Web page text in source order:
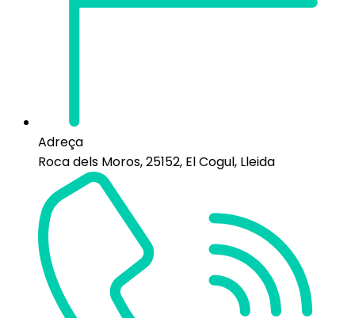
Adreça
Roca dels Moros, 25152, El Cogul, Lleida